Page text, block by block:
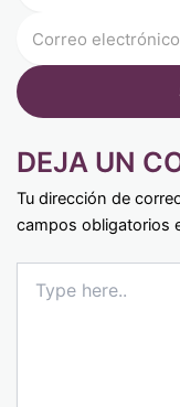
DEJA UN
Tu dirección de
campos obligatorios
here..